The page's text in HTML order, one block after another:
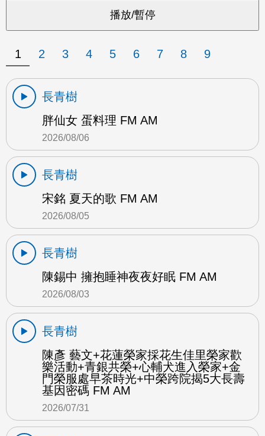
1 2 3 4 5 6 7 8 9
長青樹
胖仙女 蛋料理 FM AM
2026/08/06
長青樹
宋銘 夏天的歌 FM AM
2026/08/05
長青樹
陳錫中 擁抱睡神夜夜好眠 FM AM
2026/08/03
長青樹
陳彥 藝文+花蓮榮家採花生佳里榮家歡
樂活動+青銀共榮+心輔犬進入榮家+金
門榮服處早茶時光+中榮跨院揭5大長壽
基因密碼 FM AM
2026/07/31